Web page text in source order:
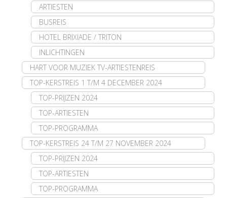
ARTIESTEN
BUSREIS
HOTEL BRIXIADE / TRITON
INLICHTINGEN
HART VOOR MUZIEK TV-ARTIESTENREIS
TOP-KERSTREIS 1 T/M 4 DECEMBER 2024
TOP-PRIJZEN 2024
TOP-ARTIESTEN
TOP-PROGRAMMA
TOP-KERSTREIS 24 T/M 27 NOVEMBER 2024
TOP-PRIJZEN 2024
TOP-ARTIESTEN
TOP-PROGRAMMA